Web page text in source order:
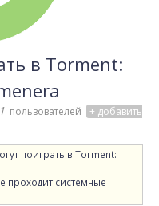
в Torment:
пользователей
+ добавить
поиграть в Torment:
проходит системные